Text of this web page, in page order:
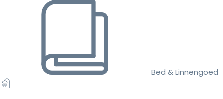
Bed & Linnengoed